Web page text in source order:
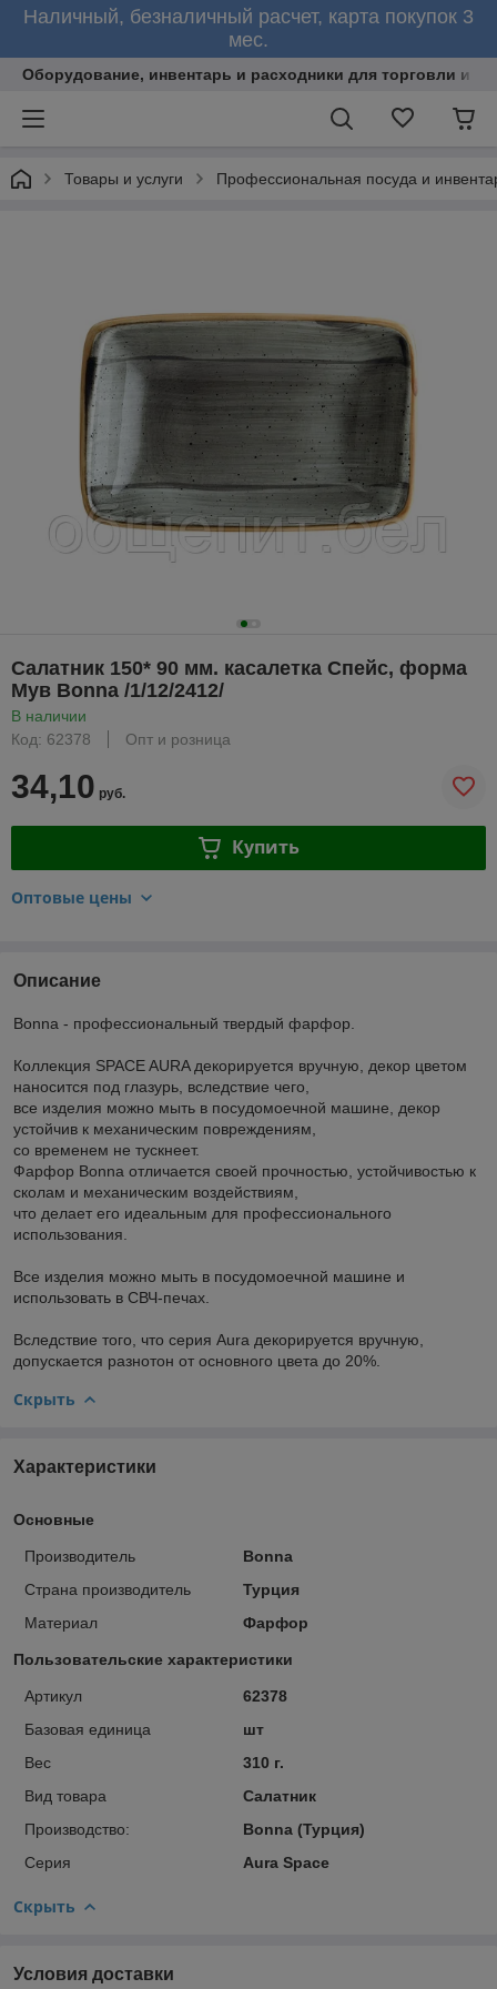
Наличный, безналичный расчет, карта покупок 3
мес.
Оборудование, инвентарь и расходники для торговли и
Товары и услуги Профессиональная посуда и
Салатник 150* 90 мм. касалетка Спейс, форма
Мув Bonna /1/12/2412/
В наличии
Код: 62378
Опт и розница
34,10 руб.
Купить
Оптовые цены
Описание
Bonna - профессиональный твердый фарфор.
Коллекция SPACE AURA декорируется вручную, декор цветом
наносится под глазурь, вследствие чего,
все изделия можно мыть в посудомоечной машине, декор
устойчив к механическим повреждениям,
со временем не тускнеет.
Фарфор Bonna отличается своей прочностью, устойчивостью к
сколам и механическим воздействиям,
что делает его идеальным для профессионального
использования.
Все изделия можно мыть в посудомоечной машине и
использовать в СВЧ-печах.
Вследствие того, что серия Aura декорируется вручную,
допускается разнотон от основного цвета до 20%.
Скрыть
Характеристики
Основные
Производитель
Bonna
Страна производитель
Турция
Материал
Фарфор
Пользовательские характеристики
Артикул
62378
Базовая единица
шт
Вес
310 г.
Вид товара
Салатник
Производство:
Bonna (Турция)
Серия
Aura Space
Скрыть
Условия доставки